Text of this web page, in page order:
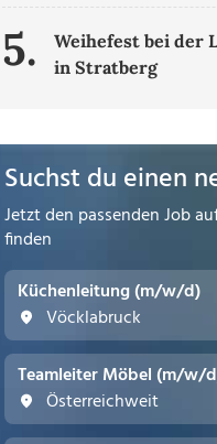
5.
Weihefest bei der
in Stratberg
Suchst du einen
Jetzt den passenden Job
finden
Küchenleitung (m/w/d)
Vöcklabruck
Teamleiter Möbel (m/w/
Österreichweit